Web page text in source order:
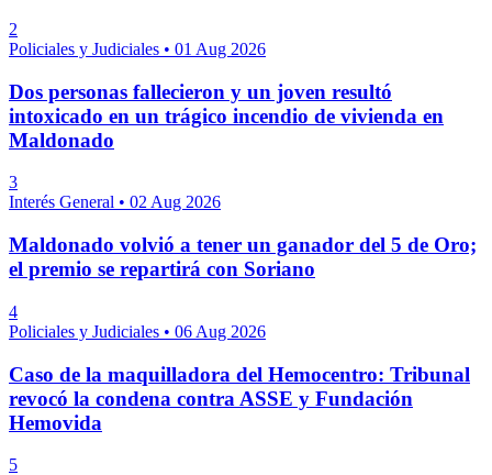
2
Policiales y Judiciales • 01 Aug 2026
Dos personas fallecieron y un joven resultó
intoxicado en un trágico incendio de vivienda en
Maldonado
3
Interés General • 02 Aug 2026
Maldonado volvió a tener un ganador del 5 de Oro;
el premio se repartirá con Soriano
4
Policiales y Judiciales • 06 Aug 2026
Caso de la maquilladora del Hemocentro: Tribunal
revocó la condena contra ASSE y Fundación
Hemovida
5